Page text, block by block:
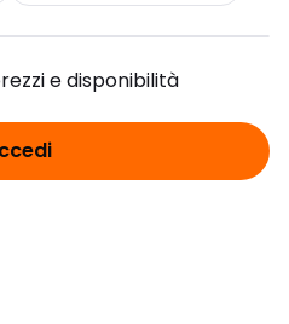
e disponibilità